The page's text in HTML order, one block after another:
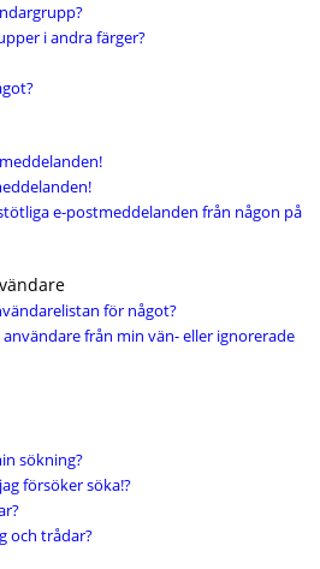
i andra färger?
e-postmeddelanden från någon på
för något?
från min vän- eller ignorerade
sökning?
försöker söka!?
och trådar?